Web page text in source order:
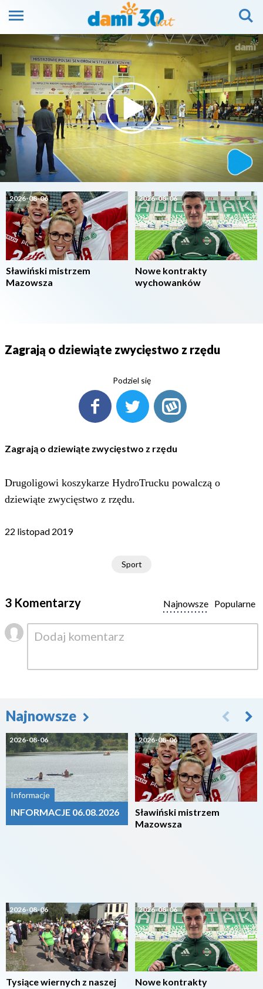
2026-08-06
Sławiński mistrzem
Mazowsza
2026-08-06
Nowe kontrakty
wychowanków
Zagrają o dziewiąte zwycięstwo z rzędu
Podziel się
Zagrają o dziewiąte zwycięstwo z rzędu
Drugoligowi koszykarze HydroTrucku powalczą o
dziewiąte zwycięstwo z rzędu.
22 listopad 2019
Sport
3 Komentarzy Popularne
Najnowsze
Najnowsze
2026-08-06
Informacje
INFORMACJE 06.08.2026
2026-08-06
Tysiące wiernych z naszej
2026-08-06
Sławiński mistrzem
Mazowsza
2026-08-06
Nowe kontrakty